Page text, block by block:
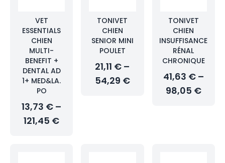
VET
ESSENTIALS
CHIEN
MULTI-
BENEFIT +
DENTAL AD
1+ MED&LA.
PO
13,73 € –
121,45 €
TONIVET
CHIEN
SENIOR MINI
POULET
21,11 € –
54,29 €
TONIVET
CHIEN
INSUFFISANCE
RÉNAL
CHRONIQUE
41,63 € –
98,05 €